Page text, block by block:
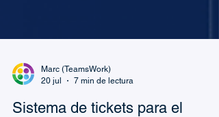
20 jul
7 min de lectura